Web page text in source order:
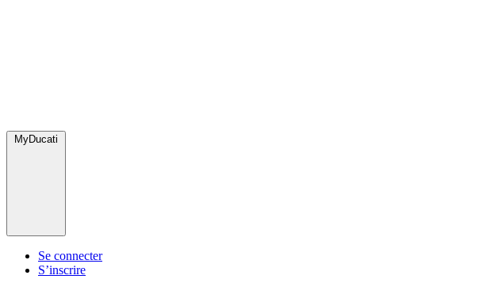
MyDucati
Se connecter
S’inscrire